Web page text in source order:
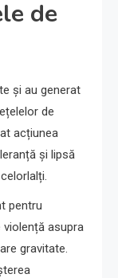
de
și au generat
de
acțiunea
și lipsă
pentru
asupra
gravitate.